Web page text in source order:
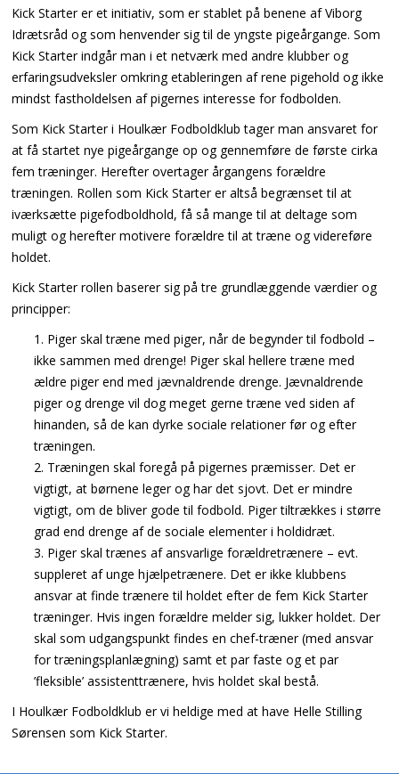
Kick Starter er et initiativ, som er stablet på benene af Viborg
Idrætsråd og som henvender sig til de yngste pigeårgange. Som
Kick Starter indgår man i et netværk med andre klubber og
erfaringsudveksler omkring etableringen af rene pigehold og ikke
mindst fastholdelsen af pigernes interesse for fodbolden.
Som Kick Starter i Houlkær Fodboldklub tager man ansvaret for
at få startet nye pigeårgange op og gennemføre de første cirka
fem træninger. Herefter overtager årgangens forældre
træningen. Rollen som Kick Starter er altså begrænset til at
iværksætte pigefodboldhold, få så mange til at deltage som
muligt og herefter motivere forældre til at træne og videreføre
holdet.
Kick Starter rollen baserer sig på tre grundlæggende værdier og
principper:
Piger skal træne med piger, når de begynder til fodbold –
ikke sammen med drenge! Piger skal hellere træne med
ældre piger end med jævnaldrende drenge. Jævnaldrende
piger og drenge vil dog meget gerne træne ved siden af
hinanden, så de kan dyrke sociale relationer før og efter
træningen.
Træningen skal foregå på pigernes præmisser. Det er
vigtigt, at børnene leger og har det sjovt. Det er mindre
vigtigt, om de bliver gode til fodbold. Piger tiltrækkes i større
grad end drenge af de sociale elementer i holdidræt.
Piger skal trænes af ansvarlige forældretrænere – evt.
suppleret af unge hjælpetrænere. Det er ikke klubbens
ansvar at finde trænere til holdet efter de fem Kick Starter
træninger. Hvis ingen forældre melder sig, lukker holdet. Der
skal som udgangspunkt findes en chef-træner (med ansvar
for træningsplanlægning) samt et par faste og et par
’fleksible’ assistenttrænere, hvis holdet skal bestå.
I Houlkær Fodboldklub er vi heldige med at have Helle Stilling
Sørensen som Kick Starter.